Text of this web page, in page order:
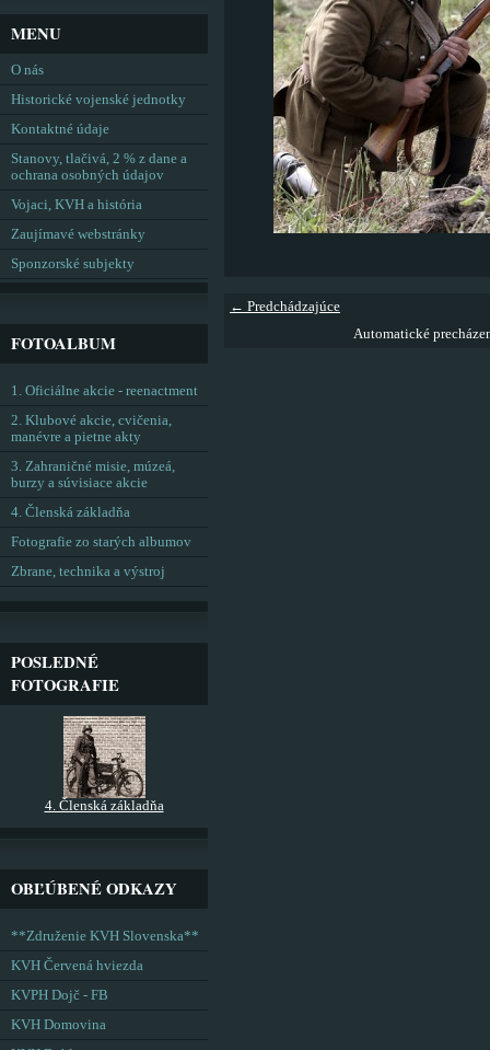
← Predchádzajúce
Automatické
MENU
O nás
Historické vojenské jednotky
Kontaktné údaje
Stanovy, tlačivá, 2 % z dane a
ochrana osobných údajov
Vojaci, KVH a história
Zaujímavé webstránky
Sponzorské subjekty
FOTOALBUM
1. Oficiálne akcie - reenactment
2. Klubové akcie, cvičenia,
manévre a pietne akty
3. Zahraničné misie, múzeá,
burzy a súvisiace akcie
4. Členská základňa
Fotografie zo starých albumov
Zbrane, technika a výstroj
POSLEDNÉ
FOTOGRAFIE
4. Členská základňa
OBĽÚBENÉ ODKAZY
**Združenie KVH Slovenska**
KVH Červená hviezda
KVPH Dojč - FB
KVH Domovina